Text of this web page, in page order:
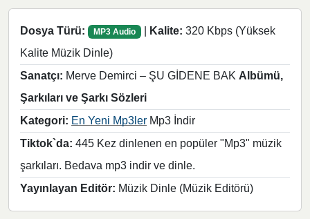
Dosya Türü: MP3 Audio | Kalite: 320 Kbps (Yüksek
Kalite Müzik Dinle)
Sanatçı: Merve Demirci – ŞU GİDENE BAK Albümü,
Şarkıları ve Şarkı Sözleri
Kategori: En Yeni Mp3ler Mp3 İndir
Tiktok`da: 445 Kez dinlenen en popüler "Mp3" müzik
şarkıları. Bedava mp3 indir ve dinle.
Yayınlayan Editör: Müzik Dinle (Müzik Editörü)